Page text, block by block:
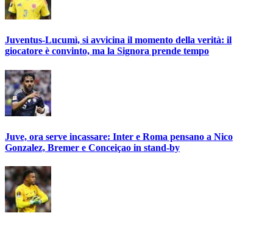
Juventus-Lucumì, si avvicina il momento della verità: il
giocatore è convinto, ma la Signora prende tempo
Juve, ora serve incassare: Inter e Roma pensano a Nico
Gonzalez, Bremer e Conceiçao in stand-by